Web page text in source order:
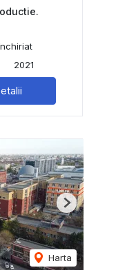
2021
Harta
Next